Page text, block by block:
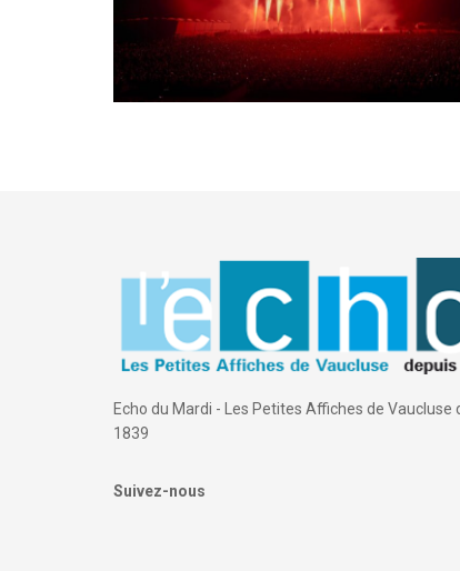
Echo du Mardi - Les Petites Affiches de Vaucluse
1839
Suivez-nous